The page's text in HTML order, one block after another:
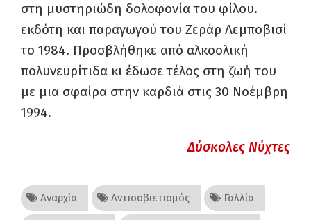
στη μυστηριώδη δολοφονία του φίλου.
εκδότη και παραγωγού του Ζεράρ Λεμποβισί
το 1984. Προσβλήθηκε από αλκοολική
πολυνευρίτιδα κι έδωσε τέλος στη ζωή του
με μια σφαίρα στην καρδιά στις 30 Νοέμβρη
1994.
Δύσκολες Νύχτες
Αναρχία Αντισοβιετισμός Γαλλία